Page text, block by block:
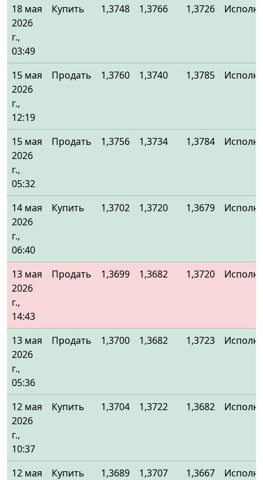
18 мая
2026
г.,
03:49
Купить 1,3748 1,3766 1,3726
15 мая
2026
г.,
12:19
Продать 1,3760 1,3740 1,3785
15 мая
2026
г.,
05:32
Продать 1,3756 1,3734 1,3784
14 мая
2026
г.,
06:40
Купить 1,3702 1,3720 1,3679
13 мая
2026
г.,
14:43
Продать 1,3699 1,3682 1,3720
13 мая
2026
г.,
05:36
Продать 1,3700 1,3682 1,3723
12 мая
2026
г.,
10:37
Купить 1,3704 1,3722 1,3682
12 мая
Купить 1,3689 1,3707 1,3667